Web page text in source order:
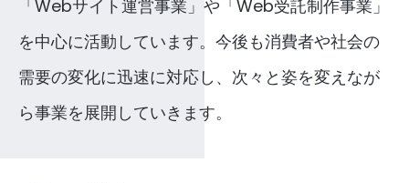
「Webサイト運営事業」や「Web受託制作事業」
を中心に活動しています。今後も消費者や社会の
需要の変化に迅速に対応し、次々と姿を変えなが
ら事業を展開していきます。